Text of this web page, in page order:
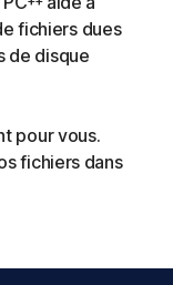
fichiers dues
de disque
pour vous.
fichiers dans